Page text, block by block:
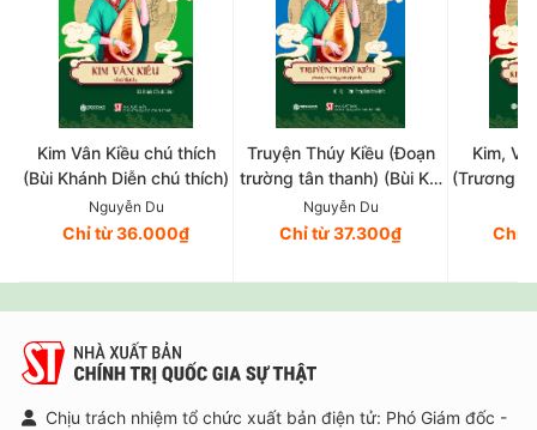
Kim Vân Kiều chú thích
(Bùi Khánh Diễn chú thích)
Nguyễn Du
Chỉ từ 36.000₫
Truyện Thúy Kiều (Đoạn
trường tân thanh) (Bùi Kỷ,
Trần Trọng Kim hiệu khảo)
Nguyễn Du
Chỉ từ 37.300₫
Kim,
(Trương
Chỉ
Chịu trách nhiệm tổ chức xuất bản điện tử: Phó Giám đốc -